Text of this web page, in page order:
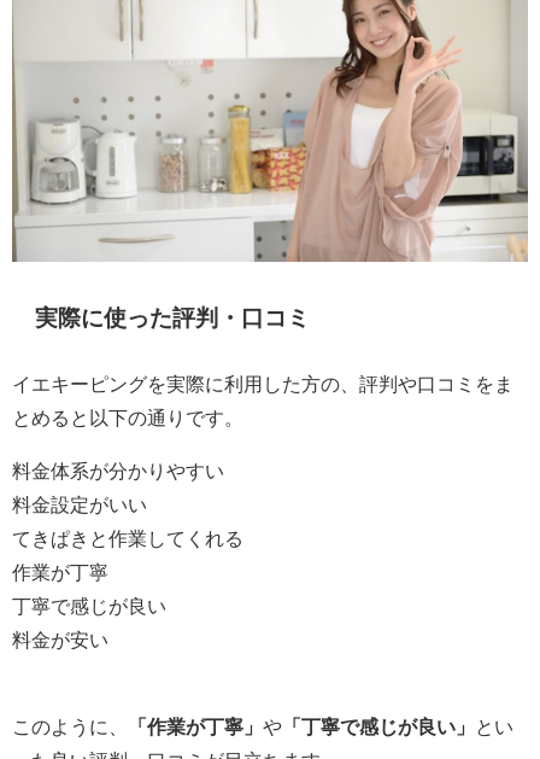
実際に使った評判・口コミ
イエキーピングを実際に利用した方の、評判や口コミをま
とめると以下の通りです。
料金体系が分かりやすい
料金設定がいい
てきぱきと作業してくれる
作業が丁寧
丁寧で感じが良い
料金が安い
このように、 「作業が丁寧」 や 「丁寧で感じが良い」
とい